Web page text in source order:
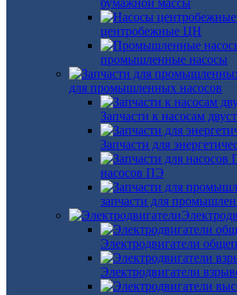
бумажной массы
центробежные ЦН
промышленные насосы
для промышленных насосов
Запчасти к насосам
Запчасти для
насосов ПЭ
запчасти для
Электродвигатели
Электродвигатели